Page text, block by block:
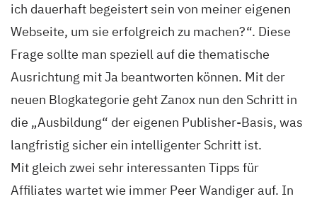
ich dauerhaft begeistert sein von meiner eigenen
Webseite, um sie erfolgreich zu machen?“. Diese
Frage sollte man speziell auf die thematische
Ausrichtung mit Ja beantworten können. Mit der
neuen Blogkategorie geht Zanox nun den Schritt in
die „Ausbildung“ der eigenen Publisher-Basis, was
langfristig sicher ein intelligenter Schritt ist.
Mit gleich zwei sehr interessanten Tipps für
Affiliates wartet wie immer Peer Wandiger auf. In